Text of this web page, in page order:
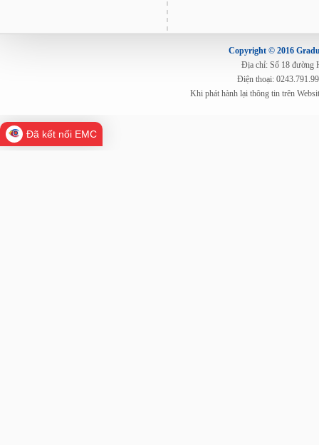
Copyright © 2016
Địa chỉ: Số 18 đường
Điện thoại:
Khi phát hành lại thông tin trên
Đã kết nối EMC